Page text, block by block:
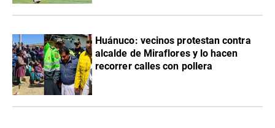
Huánuco: vecinos protestan contra
alcalde de Miraflores y lo hacen
recorrer calles con pollera